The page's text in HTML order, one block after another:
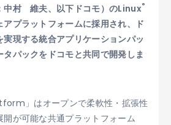
中村 維夫、以下ドコモ）のLinux®
プラットフォームに採用され、ド
実現する統合アプリケーションパッ
パックをドコモと共同で開発しま
」はオープンで柔軟性・拡張性
が可能な共通プラットフォーム